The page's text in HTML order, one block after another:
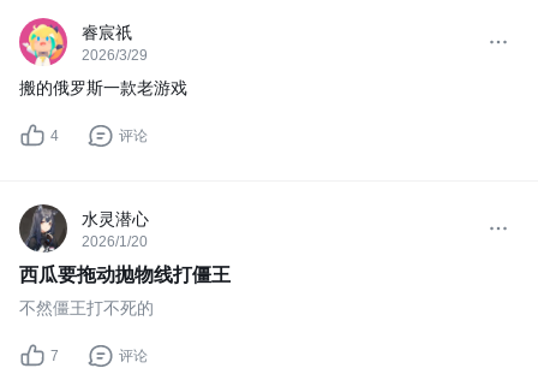
睿宸祇
2026/3/29
搬的俄罗斯一款老游戏
4 评论
水灵潜心
2026/1/20
西瓜要拖动抛物线打僵王
不然僵王打不死的
7 评论